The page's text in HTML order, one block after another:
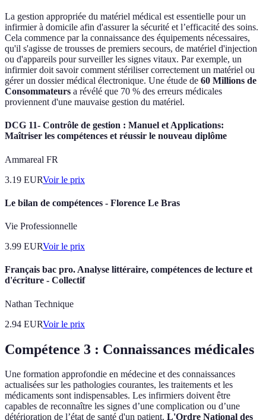
La gestion appropriée du matériel médical est essentielle pour un
infirmier à domicile afin d'assurer la sécurité et l’efficacité des soins.
Cela commence par la connaissance des équipements nécessaires,
qu'il s'agisse de trousses de premiers secours, de matériel d'injection
ou d'appareils pour surveiller les signes vitaux. Par exemple, un
infirmier doit savoir comment stériliser correctement un matériel ou
gérer un dossier médical électronique. Une étude de 60 Millions de
Consommateurs a révélé que 70 % des erreurs médicales
proviennent d'une mauvaise gestion du matériel.
DCG 11- Contrôle de gestion : Manuel et Applications:
Maîtriser les compétences et réussir le nouveau diplôme
Ammareal FR
3.19 EURVoir le prix
Le bilan de compétences - Florence Le Bras
Vie Professionnelle
3.99 EURVoir le prix
Français bac pro. Analyse littéraire, compétences de lecture et
d'écriture - Collectif
Nathan Technique
2.94 EURVoir le prix
Compétence 3 : Connaissances médicales
Une formation approfondie en médecine et des connaissances
actualisées sur les pathologies courantes, les traitements et les
médicaments sont indispensables. Les infirmiers doivent être
capables de reconnaître les signes d’une complication ou d’une
détérioration de l’état de santé d'un patient. L'Ordre National des